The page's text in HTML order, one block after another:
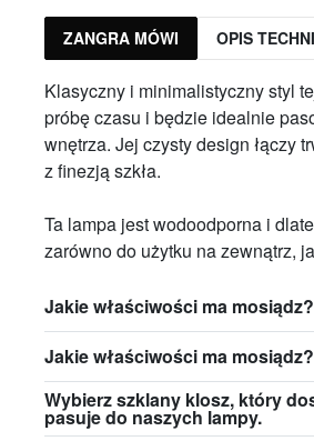
ZANGRA MÓWI OPIS
Klasyczny i minimalistyczny styl
próbę czasu i będzie idealnie
wnętrza. Jej czysty design łączy
z finezją szkła.
Ta lampa jest wodoodporna i
zarówno do użytku na zewnątrz,
Jakie właściwości ma mosiądz?
Jakie właściwości ma mosiądz?
Wybierz szklany klosz, który
pasuje do naszych lampy.